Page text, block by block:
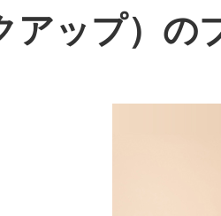
アップ）の